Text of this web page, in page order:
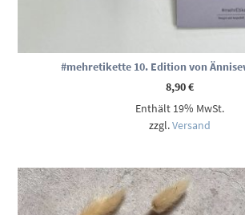
#mehretikette 10. Edition von
8,90€
Enthält 19% MwSt.
zzgl.Versand